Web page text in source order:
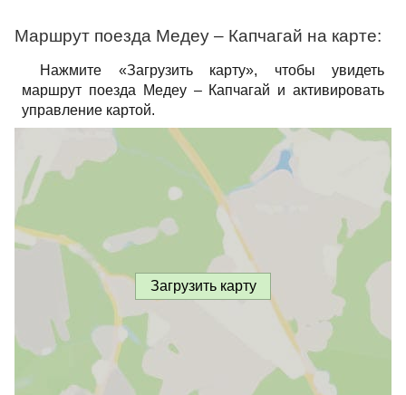
Маршрут поезда Медеу – Капчагай на карте:
Нажмите «Загрузить карту», чтобы увидеть
маршрут поезда Медеу – Капчагай и активировать
управление картой.
Загрузить карту